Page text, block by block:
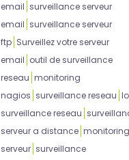
email surveillance serveur
email surveillance serveur
ftp Surveillez votre serveur
email outil de surveillance
reseau monitoring
nagios surveillance reseau
surveillance reseau
serveur a distance monitoring
serveur surveillance